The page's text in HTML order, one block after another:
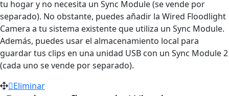
tu hogar y no necesita un Sync Module (se vende por
separado). No obstante, puedes añadir la Wired Floodlight
Camera a tu sistema existente que utiliza un Sync Module.
Además, puedes usar el almacenamiento local para
guardar tus clips en una unidad USB con un Sync Module 2
(cada uno se vende por separado).
Eliminar